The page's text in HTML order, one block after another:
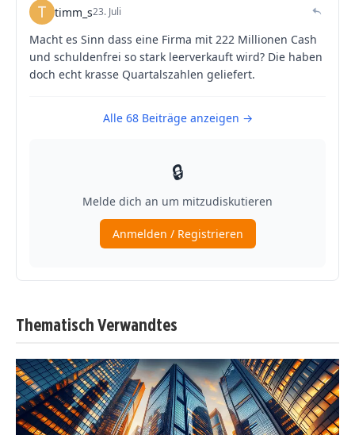
Thematisch Verwandtes